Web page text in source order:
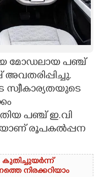
മോഡലായ പഞ്ച്
സ്വീകാര്യതയുടെ
പഞ്ച് ഇ.വി
രൂപകൽപ്പന
കുതിച്ചുയർന്ന്
നിരക്കറിയാം